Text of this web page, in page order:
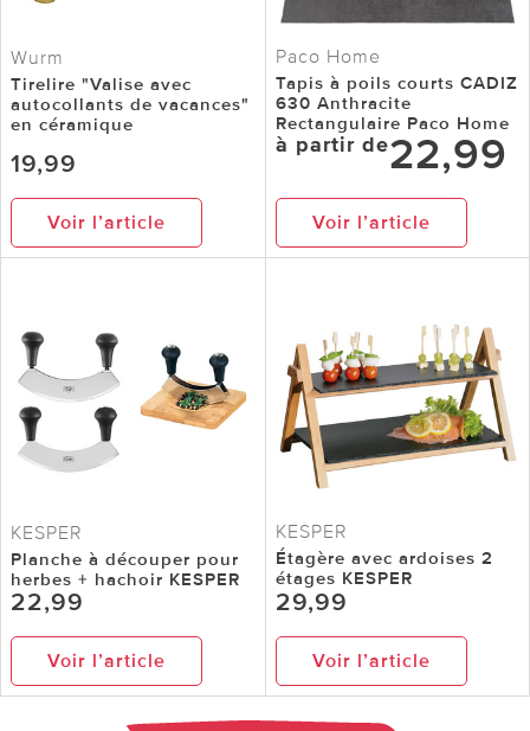
Wurm
Tirelire "Valise avec
autocollants de vacances"
en céramique
19,99
Voir l’article
Paco Home
Tapis à poils courts CADIZ
630 Anthracite
Rectangulaire Paco Home
à partir de22,99
Voir l’article
KESPER
Planche à découper pour
herbes + hachoir KESPER
22,99
Voir l’article
KESPER
Étagère avec ardoises 2
étages KESPER
29,99
Voir l’article